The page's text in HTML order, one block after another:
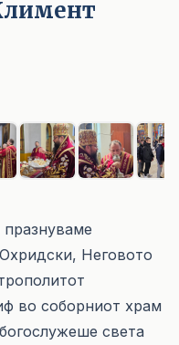
празнуваме
Неговото
во соборниот храм
света